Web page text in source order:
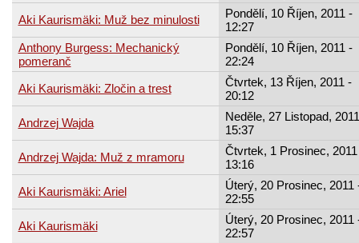
Aki Kaurismäki: Muž bez minulosti
Pondělí, 10 Říjen, 2011 -
12:27
Anthony Burgess: Mechanický
pomeranč
Pondělí, 10 Říjen, 2011 -
22:24
Aki Kaurismäki: Zločin a trest
Čtvrtek, 13 Říjen, 2011 -
20:12
Andrzej Wajda
Neděle, 27 Listopad,
15:37
Andrzej Wajda: Muž z mramoru
Čtvrtek, 1 Prosinec,
13:16
Aki Kaurismäki: Ariel
Úterý, 20 Prosinec, 2011
22:55
Aki Kaurismäki
Úterý, 20 Prosinec, 2011
22:57